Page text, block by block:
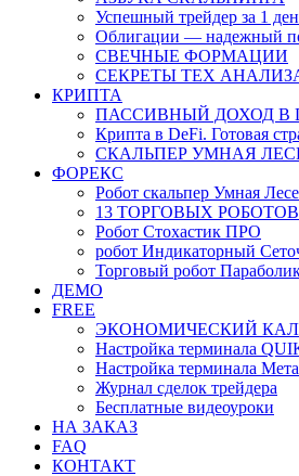
Успешный трейдер за 1
Облигации — надежный
СВЕЧНЫЕ ФОРМАЦИИ
СЕКРЕТЫ ТЕХ
КРИПТА
ПАССИВНЫЙ ДОХОД В
Крипта в DeFi. Готовая
СКАЛЬПЕР УМНАЯ
ФОРЕКС
Робот скальпер Умная
13 ТОРГОВЫХ
Робот Стохастик ПРО
робот Индикаторный
Торговый робот
ДЕМО
FREE
ЭКОНОМИЧЕСКИЙ
Настройка терминала
Настройка терминала
Журнал сделок трейдера
Бесплатные видеоуроки
НА ЗАКАЗ
FAQ
КОНТАКТ